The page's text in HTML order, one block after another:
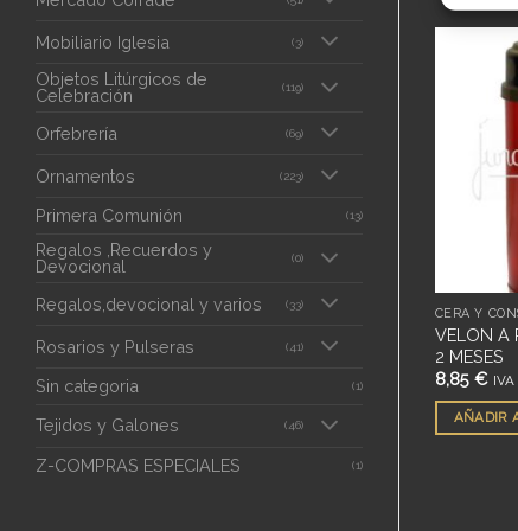
Mobiliario Iglesia (3)
Objetos Litúrgicos de
Celebración
(119)
Orfebrería (69)
Ornamentos (223)
Primera Comunión (13)
Regalos ,Recuerdos y
Devocional
(0)
Regalos,devocional y varios (33)
Rosarios y Pulseras (41)
Sin categoria (1)
Tejidos y Galones (46)
Z-COMPRAS ESPECIALES (1)
CERA Y
VELON A
2 MESES
8,85 € IVA
AÑADIR
Añadir
deseos
SIN EXISTENCIAS
ARTÍCULOS DE CERA LÍQUIDA
X 2.5 BOMBIL